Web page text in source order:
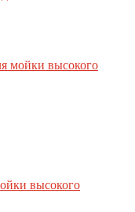
мойки высокого